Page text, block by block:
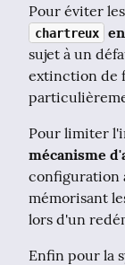
Pour éviter
chartreux
sujet à un
extinction de
Pour limiter
mécanisme
configuration
mémorisant
lors d'un
Enfin pour la